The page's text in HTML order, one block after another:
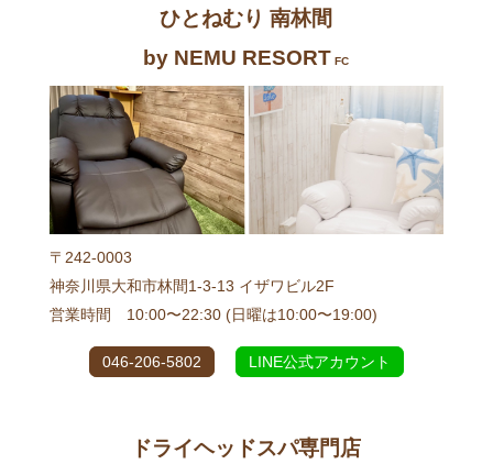
ひとねむり 南林間
by NEMU RESORT FC
〒242-0003
神奈川県大和市林間1-3-13 イザワビル2F
営業時間 10:00〜22:30 (日曜は10:00〜19:00)
046-206-5802 LINE公式アカウント
ドライヘッドスパ専門店